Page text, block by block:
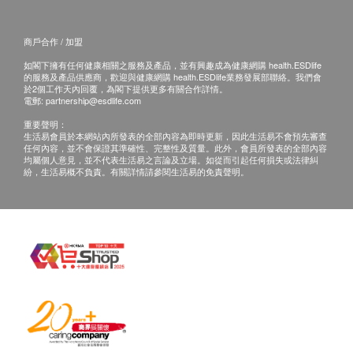
闊度: 20.5 厘米
高度: 28.5 厘米
連4.5公升裝水高度: 53.5 厘米
連8公升裝水高度: 54 厘米
產品規格：
水溫(高溫): 90-100 °C
水溫(室溫): 室溫溫度
消耗功率(W瓦): 2120 W
流速(每分鐘公升): 高溫熱水: 0.4 L/min / 中溫熱
產品內附：
Wats-Touch Mini
日期。
倘若屈臣氏蒸餾水未能提供任何已訂購之產品或服
務，或因客戶所使用的信用咭導致之付款問題或任
何其他原因，屈臣氏蒸餾水有權拒絕接受該訂單。
倘若屈臣氏蒸餾水無法提供閣下訂單上的任何產品
或服務，屈臣氏蒸餾水會透過電話或電郵通知閣
下。
條款及細則
訂講１２公升或１８公升桶裝蒸餾水需繳交水樽按
金將於退回水樽時退還。
保養:
水機提供 1 年保養
商戶合作 / 加盟
如閣下擁有任何健康相關之服務及產品，並有興趣成為健康網購 health.ESDlife
的服務及產品供應商，歡迎與健康網購 health.ESDlife業務發展部聯絡。我們會
於2個工作天內回覆，為閣下提供更多有關合作詳情。
電郵: partnership@esdlife.com
重要聲明：
生活易會員於本網站內所發表的全部內容為即時更新，因此生活易不會預先審查
任何內容，並不會保證其準確性、完整性及質量。此外，會員所發表的全部內容
均屬個人意見，並不代表生活易之言論及立場。如從而引起任何損失或法律糾
紛，生活易概不負責。有關詳情請參閱生活易的免責聲明。